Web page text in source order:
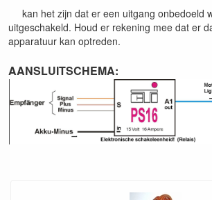
kan het zijn dat er een uitgang onbedoeld
uitgeschakeld. Houd er rekening mee dat er
apparatuur kan optreden.
AANSLUITSCHEMA: